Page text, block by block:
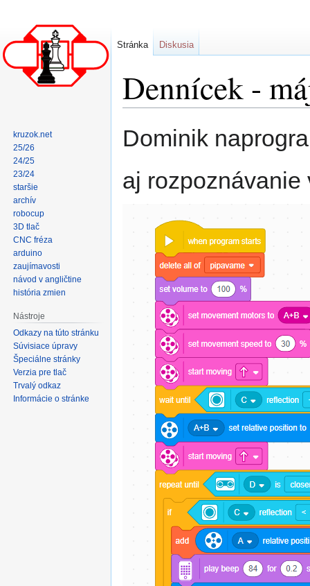
Dennícek -
na
na
Dominik
aj rozpoznávanie
Stránka Diskusia
kruzok.net
25/26
24/25
23/24
staršie
archív
robocup
3D tlač
CNC fréza
arduino
zaujímavosti
návod v angličtine
história zmien
Nástroje
Odkazy na túto stránku
Súvisiace úpravy
Špeciálne stránky
Verzia pre tlač
Trvalý odkaz
Informácie o stránke